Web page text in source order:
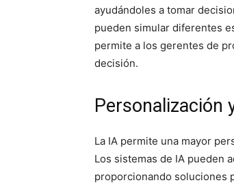
ayudándoles a tomar
pueden simular diferentes
permite a los gerentes de
decisión.
Personalización
La IA permite una mayor
Los sistemas de IA pueden
proporcionando soluciones